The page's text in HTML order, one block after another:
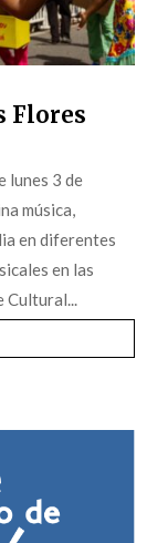
Flores
lunes 3 de
música,
en diferentes
en las
Cultural...